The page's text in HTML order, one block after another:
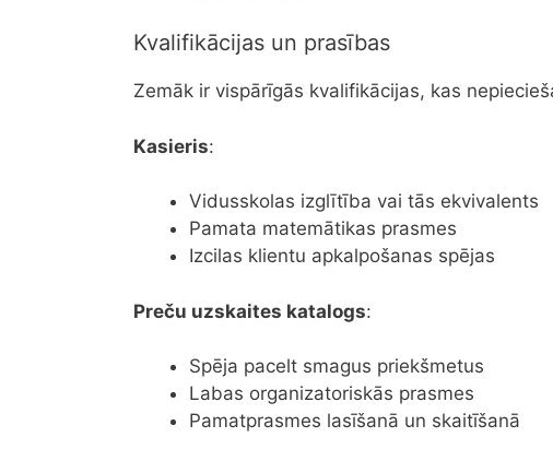
Kvalifikācijas un prasības
Zemāk ir vispārīgās kvalifikācijas, kas
Kasieris:
Vidusskolas izglītība vai tās ekvivalents
Pamata matemātikas prasmes
Izcilas klientu apkalpošanas spējas
Preču uzskaites katalogs:
Spēja pacelt smagus priekšmetus
Labas organizatoriskās prasmes
Pamatprasmes lasīšanā un skaitīšanā